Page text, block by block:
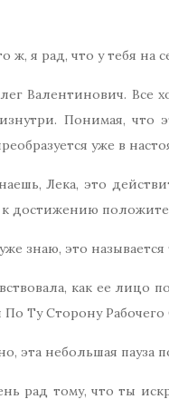
ж, я рад, что у тебя
Валентинович. Все
Понимая, что
уже в
Лека, это
к достижению
знаю, это
как ее лицо
По Ту Сторону Рабочего
эта небольшая
рад тому, что ты